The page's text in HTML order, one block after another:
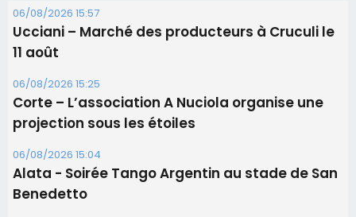
06/08/2026 15:57
Ucciani – Marché des producteurs à Cruculi le
11 août
06/08/2026 15:25
Corte – L’association A Nuciola organise une
projection sous les étoiles
06/08/2026 15:04
Alata - Soirée Tango Argentin au stade de San
Benedetto